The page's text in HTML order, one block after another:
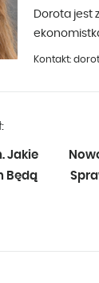
Dorota jest
hobby jest
od
Kontakt:
Jakie
Będą